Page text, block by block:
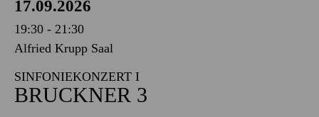
17.09.2026
19:30 - 21:30
Alfried Krupp Saal
SINFONIEKONZERT I
BRUCKNER 3